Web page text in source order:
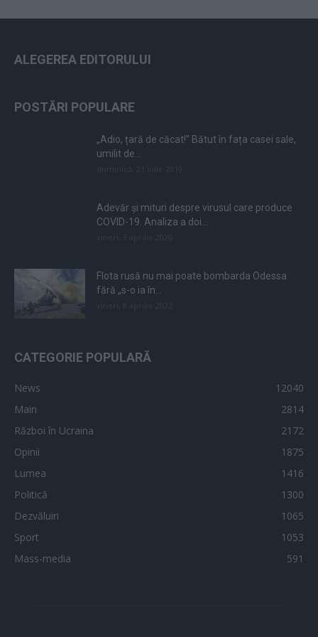
ALEGEREA EDITORULUI
POSTĂRI POPULARE
„Adio, țară de căcat!” Bătut în fața casei sale,
umilit de...
Adevăr și mituri despre virusul care produce
COVID-19. Analiza a doi...
Flota rusă nu mai poate bombarda Odessa
fără „s-o ia în...
CATEGORIE POPULARĂ
News
12040
Main
2814
Război în Ucraina
2172
Opinii
1875
Lumea
1416
Politică
1300
Dezvăluiri
1065
Sport
1053
Mass-media
591